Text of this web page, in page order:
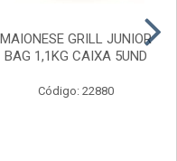
MAIONESE GRILL JUNIOR
BAG 1,1KG CAIXA 5UND
Código: 22880